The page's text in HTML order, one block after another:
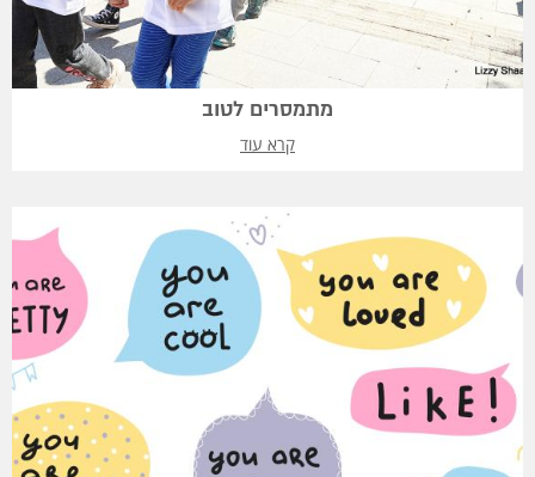
מתמסרים לטוב
קרא עוד